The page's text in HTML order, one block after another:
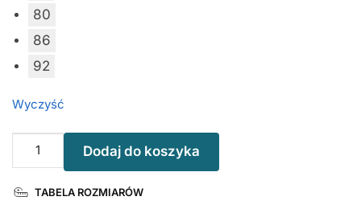
80
86
92
Wyczyść
Wujku
Dodaj do koszyka
TABELA ROZMIARÓW